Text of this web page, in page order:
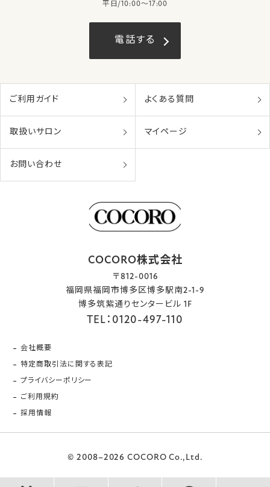
平日/10:00〜17:00
電話する
ご利用ガイド よくある質問
取扱いサロン マイページ
お問い合わせ
COCORO株式会社
〒812-0016
福岡県福岡市博多区博多駅南2-1-9
博多筑紫通りセンタービル 1F
TEL：0120-497-110
会社概要
特定商取引法に関する表記
プライバシーポリシー
ご利用規約
採用情報
© 2008–2026 COCORO Co.,Ltd.